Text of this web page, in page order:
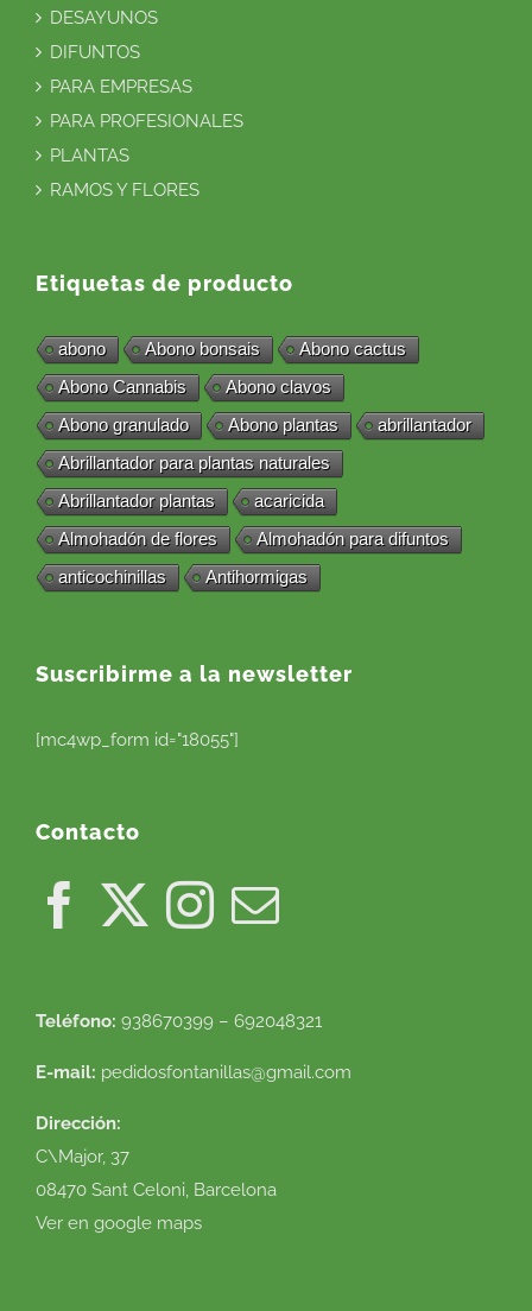
DESAYUNOS
DIFUNTOS
PARA EMPRESAS
PARA PROFESIONALES
PLANTAS
RAMOS Y FLORES
Etiquetas de producto
abono Abono bonsais
Abono cactus
Abono Cannabis
Abono clavos
Abono granulado
Abono plantas
abrillantador
Abrillantador para plantas naturales
Abrillantador plantas
acaricida
Almohadón de flores
Almohadón para difuntos
anticochinillas
Antihormigas
Suscribirme a la newsletter
[mc4wp_form id="18055"]
Contacto
Teléfono: 938670399 – 692048321
E-mail: pedidosfontanillas@gmail.com
Dirección:
C\Major, 37
08470 Sant Celoni, Barcelona
Ver en google maps